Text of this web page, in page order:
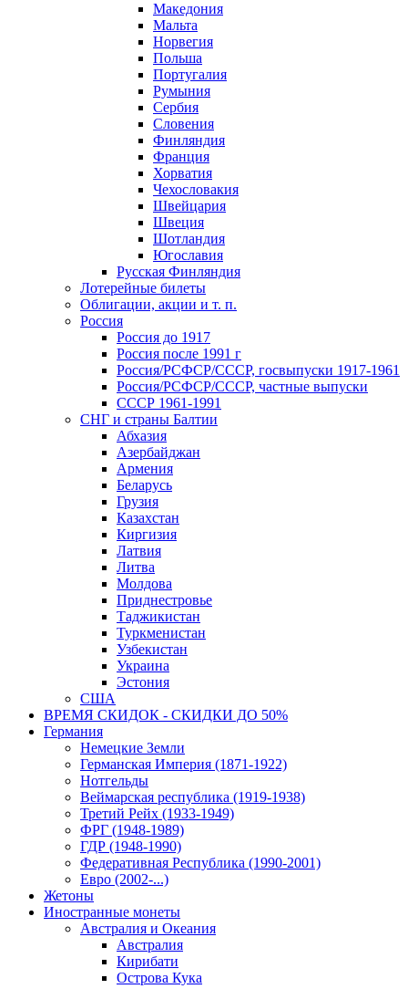
Македония
Мальта
Норвегия
Польша
Португалия
Румыния
Сербия
Словения
Финляндия
Франция
Хорватия
Чехословакия
Швейцария
Швеция
Шотландия
Югославия
Русская Финляндия
Лотерейные билеты
Облигации, акции и т. п.
Россия
Россия до 1917
Россия после 1991 г
Россия/РСФСР/СССР, госвыпуски 1917-1961
Россия/РСФСР/СССР, частные выпуски
СССР 1961-1991
СНГ и страны Балтии
Абхазия
Азербайджан
Армения
Беларусь
Грузия
Казахстан
Киргизия
Латвия
Литва
Молдова
Приднестровье
Таджикистан
Туркменистан
Узбекистан
Украина
Эстония
США
ВРЕМЯ СКИДОК - СКИДКИ ДО 50%
Германия
Немецкие Земли
Германская Империя (1871-1922)
Нотгельды
Веймарская республика (1919-1938)
Третий Рейх (1933-1949)
ФРГ (1948-1989)
ГДР (1948-1990)
Федеративная Республика (1990-2001)
Евро (2002-...)
Жетоны
Иностранные монеты
Австралия и Океания
Австралия
Кирибати
Острова Кука